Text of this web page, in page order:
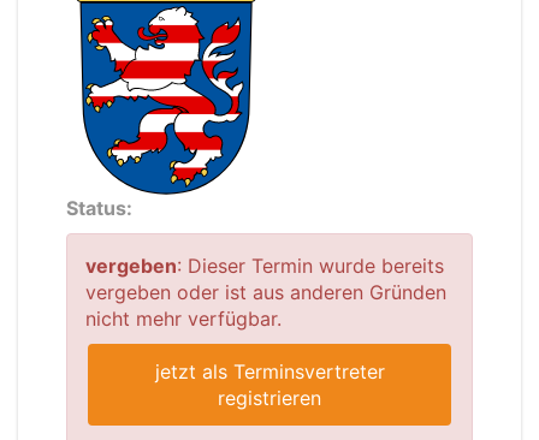
Status:
vergeben: Dieser Termin wurde bereits
vergeben oder ist aus anderen Gründen
nicht mehr verfügbar.
jetzt als Terminsvertreter
registrieren